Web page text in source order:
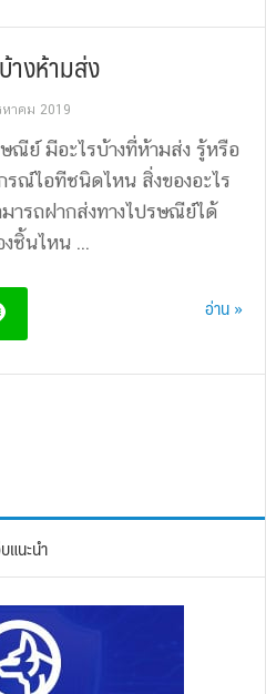
างห้ามส่ง
หาคม 2019
ณีย์ มีอะไรบ้างที่ห้ามส่ง รู้หรือ
รณ์ไอทีชนิดไหน สิ่งของอะไร
ารถฝากส่งทางไปรษณีย์ได้
ชิ้นไหน ...
อ่าน »
แนะนำ